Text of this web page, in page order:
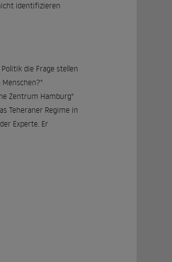
identifizieren
die Frage stellen
Zentrum Hamburg"
Teheraner Regime in
Experte. Er